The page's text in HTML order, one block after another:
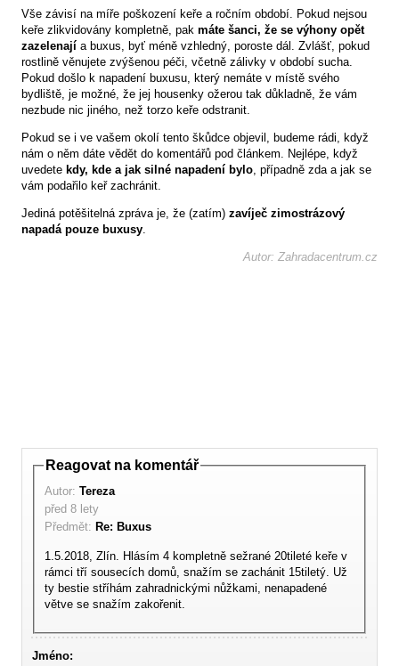
Vše závisí na míře poškození keře a ročním období. Pokud nejsou
keře zlikvidovány kompletně, pak máte šanci, že se výhony opět
zazelenají a buxus, byť méně vzhledný, poroste dál. Zvlášť, pokud
rostlině věnujete zvýšenou péči, včetně zálivky v období sucha.
Pokud došlo k napadení buxusu, který nemáte v místě svého
bydliště, je možné, že jej housenky ožerou tak důkladně, že vám
nezbude nic jiného, než torzo keře odstranit.
Pokud se i ve vašem okolí tento škůdce objevil, budeme rádi, když
nám o něm dáte vědět do komentářů pod článkem. Nejlépe, když
uvedete kdy, kde a jak silné napadení bylo, případně zda a jak se
vám podařilo keř zachránit.
Jediná potěšitelná zpráva je, že (zatím) zavíječ zimostrázový
napadá pouze buxusy.
Autor: Zahradacentrum.cz
Reagovat na komentář
Autor: Tereza
před 8 lety
Předmět: Re: Buxus
1.5.2018, Zlín. Hlásím 4 kompletně sežrané 20tileté keře v
rámci tří sousecích domů, snažím se zachánit 15tiletý. Už
ty bestie stříhám zahradnickými nůžkami, nenapadené
větve se snažím zakořenit.
Jméno: